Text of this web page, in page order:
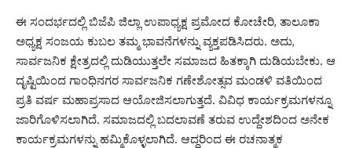
ಈ ಸಂದರ್ಭದಲ್ಲಿ ಬಿಜೆಪಿ ಜಿಲ್ಲಾ ಉಪಾಧ್ಯಕ್ಷ ಪ್ರಮೋದ ಕೋಚೇರಿ, ತಾಲೂಕಾ
ಅಧ್ಯಕ್ಷ ಸಂಜಯ ಕುಬಲ ತಮ್ಮ ಭಾವನೆಗಳನ್ನು ವ್ಯಕ್ತಪಡಿಸಿದರು. ಅದು,
ಸಾರ್ವಜನಿಕ ಕ್ಷೇತ್ರದಲ್ಲಿ ದುಡಿಯುತ್ತಲೇ ಸಮಾಜದ ಹಿತಕ್ಕಾಗಿ ದುಡಿಯಬೇಕು. ಆ
ದೃಷ್ಟಿಯಿಂದ ಗಾಂಧಿನಗರ ಸಾರ್ವಜನಿಕ ಗಣೇಶೋತ್ಸವ ಮಂಡಳಿ ವತಿಯಿಂದ
ಪ್ರತಿ ವರ್ಷ ಮಹಾಪ್ರಸಾದ ಆಯೋಜಿಸಲಾಗುತ್ತದೆ. ವಿವಿಧ ಕಾರ್ಯಕ್ರಮಗಳನ್ನೂ
ಜಾರಿಗೊಳಿಸಲಾಗಿದೆ. ಸಮಾಜದಲ್ಲಿ ಬದಲಾವಣೆ ತರುವ ಉದ್ದೇಶದಿಂದ ಅನೇಕ
ಕಾರ್ಯಕ್ರಮಗಳನ್ನು ಹಮ್ಮಿಕೊಳ್ಳಲಾಗಿದೆ. ಆದ್ದರಿಂದ ಈ ರಚನಾತ್ಮಕ